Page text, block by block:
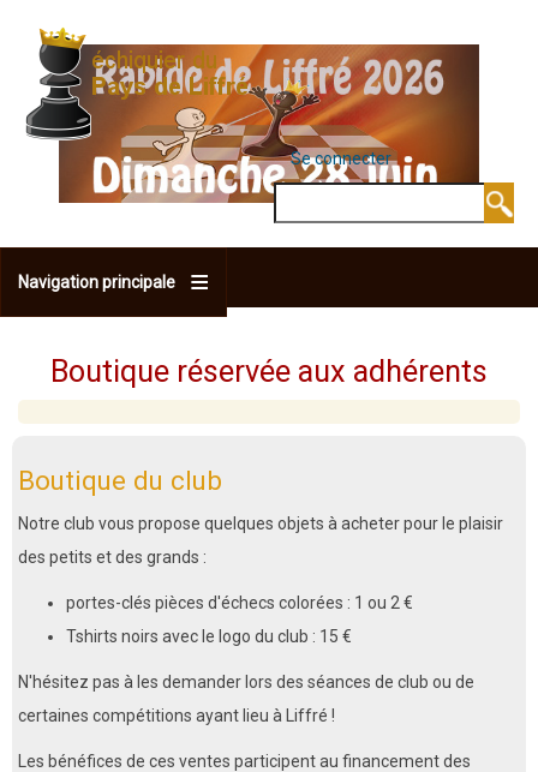
contenu
principal
MENU DU
Se connecter
Navigation principale
Boutique réservée aux adhérents
Boutique du club
Notre club vous propose quelques objets à acheter pour le plaisir
des petits et des grands :
portes-clés pièces d'échecs colorées : 1 ou 2 €
Tshirts noirs avec le logo du club : 15 €
N'hésitez pas à les demander lors des séances de club ou de
certaines compétitions ayant lieu à Liffré !
Les bénéfices de ces ventes participent au financement des